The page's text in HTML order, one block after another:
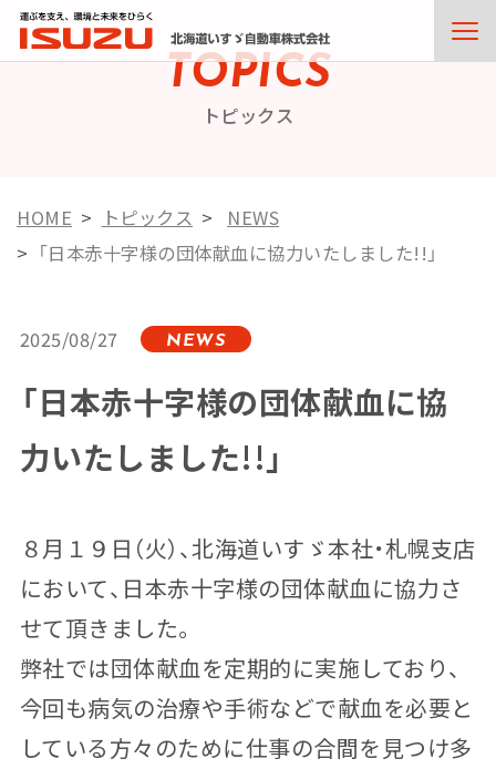
TOPICS
トピックス
HOME トピックス
NEWS
「日本赤十字様の団体献血に協力いたしました!!」
2025/08/27 NEWS
「日本赤十字様の団体献血に協
力いたしました!!」
８月１９日（火）、北海道いすゞ本社・札幌支店
において、日本赤十字様の団体献血に協力さ
せて頂きました。
弊社では団体献血を定期的に実施しており、
今回も病気の治療や手術などで献血を必要と
している方々のために仕事の合間を見つけ多